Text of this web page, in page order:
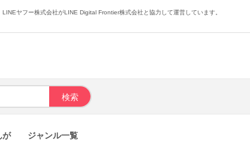
ヤフー株式会社がLINE Digital Frontier株式会社と協力して運営しています。
が ジャンル一覧